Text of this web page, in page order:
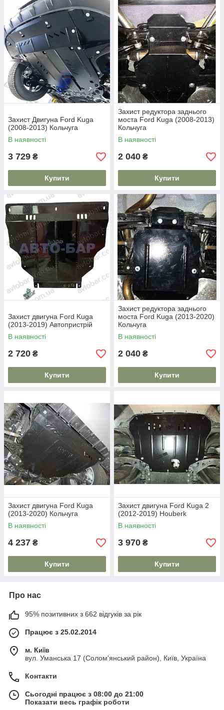
Захист Двигуна Ford Kuga
(2008-2013) Кольчуга
В наявності
3 729 ₴
Купити
Захист редуктора заднього
моста Ford Kuga (2008-2013)
Кольчуга
В наявності
2 040 ₴
Купити
Захист двигуна Ford Kuga
(2013-2019) Автопристрій
В наявності
2 720 ₴
Купити
Захист редуктора заднього
моста Ford Kuga (2013-2020)
Кольчуга
В наявності
2 040 ₴
Купити
Захист двигуна Ford Kuga
(2013-2020) Кольчуга
В наявності
4 237 ₴
Купити
Захист двигуна Ford Kuga 2
(2012-2019) Houberk
В наявності
3 970 ₴
Купити
Про нас
95% позитивних з 662 відгуків за рік
Працює з 25.02.2014
м. Київ
вул. Уманська 17 (Солом'янський район), Київ, Україна
Контакти
Сьогодні працює з 08:00 до 21:00
Показати весь графік роботи